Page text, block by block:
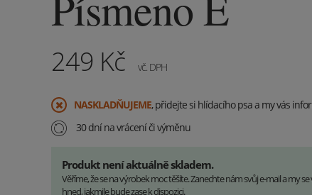
249 Kč vč. DPH
​NASKLADŇUJEME, přidejte si hlídacího psa a my vás
30 dní na vrácení či výměnu
Produkt není aktuálně skladem.
Věříme, že se na výrobek moc těšíte. Zanechte nám svůj e-mail a my
hned, jakmile bude zase k dispozici.